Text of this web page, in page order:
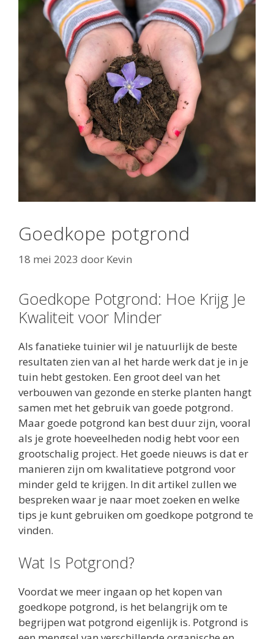
Goedkope potgrond
18 mei 2023 door Kevin
Goedkope Potgrond: Hoe Krijg Je
Kwaliteit voor Minder
Als fanatieke tuinier wil je natuurlijk de beste
resultaten zien van al het harde werk dat je in je
tuin hebt gestoken. Een groot deel van het
verbouwen van gezonde en sterke planten hangt
samen met het gebruik van goede potgrond.
Maar goede potgrond kan best duur zijn, vooral
als je grote hoeveelheden nodig hebt voor een
grootschalig project. Het goede nieuws is dat er
manieren zijn om kwalitatieve potgrond voor
minder geld te krijgen. In dit artikel zullen we
bespreken waar je naar moet zoeken en welke
tips je kunt gebruiken om goedkope potgrond te
vinden.
Wat Is Potgrond?
Voordat we meer ingaan op het kopen van
goedkope potgrond, is het belangrijk om te
begrijpen wat potgrond eigenlijk is. Potgrond is